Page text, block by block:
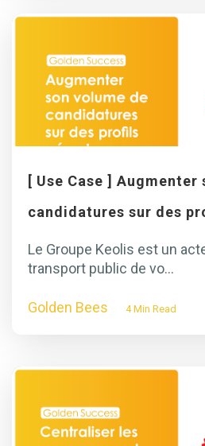
[ Use Case ] Augmenter
candidatures sur des
Le Groupe Keolis est un
transport public de vo...
Golden Bees 4 Min Read